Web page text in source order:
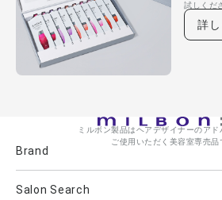
試しくだ
詳し
ミルボン製品はヘアデザイナーのアド
ご使用いただく美容室専売品
Brand
Salon Search